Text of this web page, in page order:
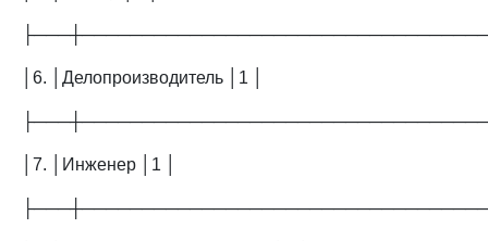
│6. │Делопроизводитель │1 │
│7. │Инженер │1 │